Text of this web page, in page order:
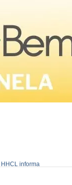
HHCL informa